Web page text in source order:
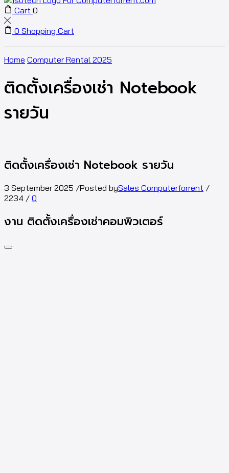
Cart 0
0 Shopping Cart
Home Computer Rental 2025
ติดตั้งเครื่องเช่า Notebook
รายวัน
ติดตั้งเครื่องเช่า Notebook รายวัน
3 September 2025 /Posted bySales Computerforrent /
2234 / 0
งาน ติดตั้งเครื่องเช่าคอมพิวเตอร์